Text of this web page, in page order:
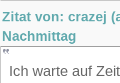
Zitat von: crazej
Nachmittag
Ich warte auf